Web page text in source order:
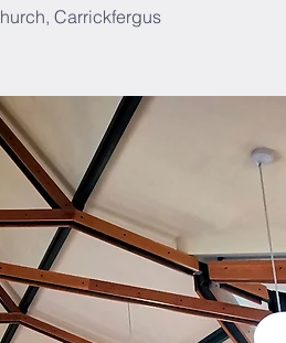
Carrickfergus